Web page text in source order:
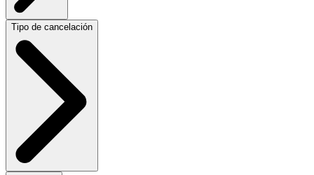
Tipo de cancelación